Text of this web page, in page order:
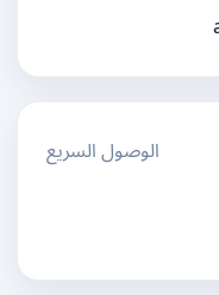
الوصول السريع